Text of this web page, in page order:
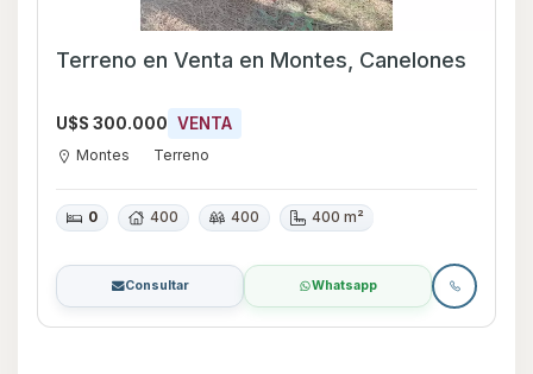
Terreno en Venta en Montes, Canelones
U$S 300.000 VENTA
Montes Terreno
0 400 400 400 m²
Consultar Whatsapp